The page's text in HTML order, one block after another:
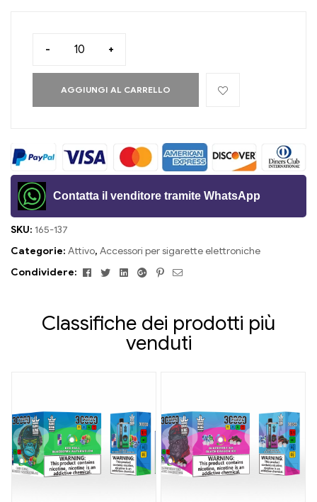
- +
AGGIUNGI AL CARRELLO
Contatta il venditore tramite WhatsApp
SKU: 165-137
Categorie: Attivo, Accessori per sigarette elettroniche
Condividere:
FacebookTwitterLinkedinGoogle+Pinterest
E-
Classifiche dei prodotti più
venduti